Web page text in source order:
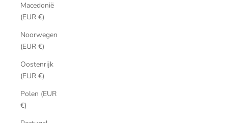
Macedonië
(EUR €)
Noorwegen
(EUR €)
Oostenrijk
(EUR €)
Polen (EUR
€)